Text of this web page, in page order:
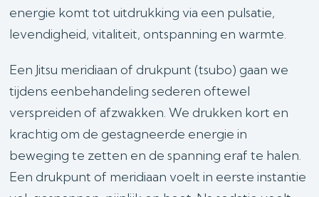
energie komt tot uitdrukking via een pulsatie,
levendigheid, vitaliteit, ontspanning en warmte.
Een Jitsu meridiaan of drukpunt (tsubo) gaan we
tijdens eenbehandeling sederen oftewel
verspreiden of afzwakken. We drukken kort en
krachtig om de gestagneerde energie in
beweging te zetten en de spanning eraf te halen.
Een drukpunt of meridiaan voelt in eerste instantie